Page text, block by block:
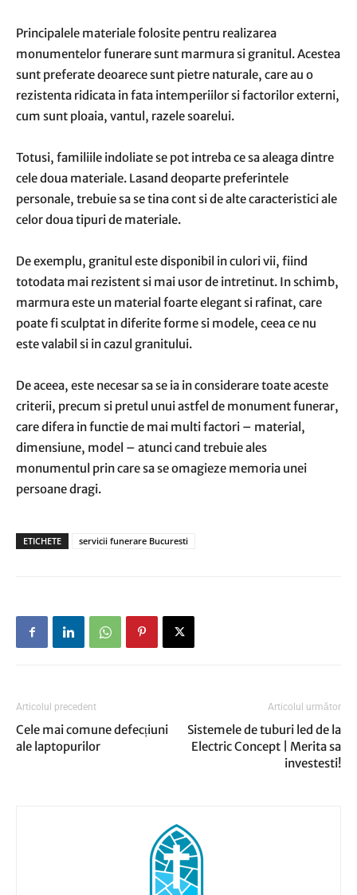
Principalele materiale folosite pentru realizarea
monumentelor funerare sunt marmura si granitul. Acestea
sunt preferate deoarece sunt pietre naturale, care au o
rezistenta ridicata in fata intemperiilor si factorilor externi,
cum sunt ploaia, vantul, razele soarelui.
Totusi, familiile indoliate se pot intreba ce sa aleaga dintre
cele doua materiale. Lasand deoparte preferintele
personale, trebuie sa se tina cont si de alte caracteristici ale
celor doua tipuri de materiale.
De exemplu, granitul este disponibil in culori vii, fiind
totodata mai rezistent si mai usor de intretinut. In schimb,
marmura este un material foarte elegant si rafinat, care
poate fi sculptat in diferite forme si modele, ceea ce nu
este valabil si in cazul granitului.
De aceea, este necesar sa se ia in considerare toate aceste
criterii, precum si pretul unui astfel de monument funerar,
care difera in functie de mai multi factori – material,
dimensiune, model – atunci cand trebuie ales
monumentul prin care sa se omagieze memoria unei
persoane dragi.
ETICHETE servicii funerare Bucuresti
Articolul precedent
Cele mai comune defecțiuni
ale laptopurilor
Articolul următor
Sistemele de tuburi led de la
Electric Concept | Merita sa
investesti!